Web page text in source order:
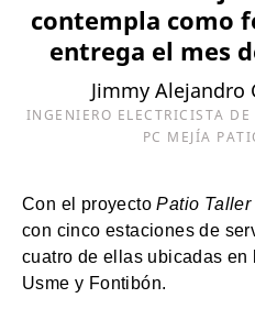
contempla como
entrega el mes
Jimmy Alejandro
INGENIERO ELECTRICISTA
PC MEJÍA
Con el proyectoPatio Taller
con cinco estaciones de
cuatro de ellas ubicadas
Usme y Fontibón.